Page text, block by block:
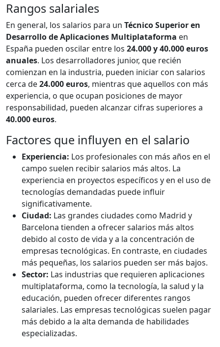
Rangos salariales
En general, los salarios para un Técnico Superior en
Desarrollo de Aplicaciones Multiplataforma en
España pueden oscilar entre los 24.000 y 40.000 euros
anuales. Los desarrolladores junior, que recién
comienzan en la industria, pueden iniciar con salarios
cerca de24.000 euros, mientras que aquellos con más
experiencia, o que ocupan posiciones de mayor
responsabilidad, pueden alcanzar cifras superiores a
40.000 euros.
Factores que influyen en el salario
Experiencia: Los profesionales con más años en el
campo suelen recibir salarios más altos. La
experiencia en proyectos específicos y en el uso de
tecnologías demandadas puede influir
significativamente.
Ciudad: Las grandes ciudades como Madrid y
Barcelona tienden a ofrecer salarios más altos
debido al costo de vida y a la concentración de
empresas tecnológicas. En contraste, en ciudades
más pequeñas, los salarios pueden ser más bajos.
Sector: Las industrias que requieren aplicaciones
multiplataforma, como la tecnología, la salud y la
educación, pueden ofrecer diferentes rangos
salariales. Las empresas tecnológicas suelen pagar
más debido a la alta demanda de habilidades
especializadas.